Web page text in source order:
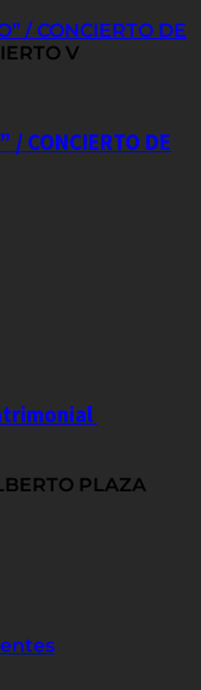
/ CONCIERTO DE
/ CONCIERTO DE